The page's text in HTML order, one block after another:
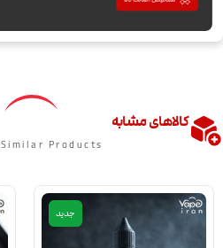
کالاهای مشابه
Similar Products
جدید